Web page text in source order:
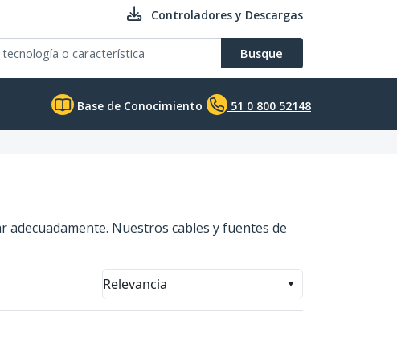
Controladores y Descargas
Busque
Base de Conocimiento 51 0 800 52148
Nuestros cables y fuentes de
Relevancia